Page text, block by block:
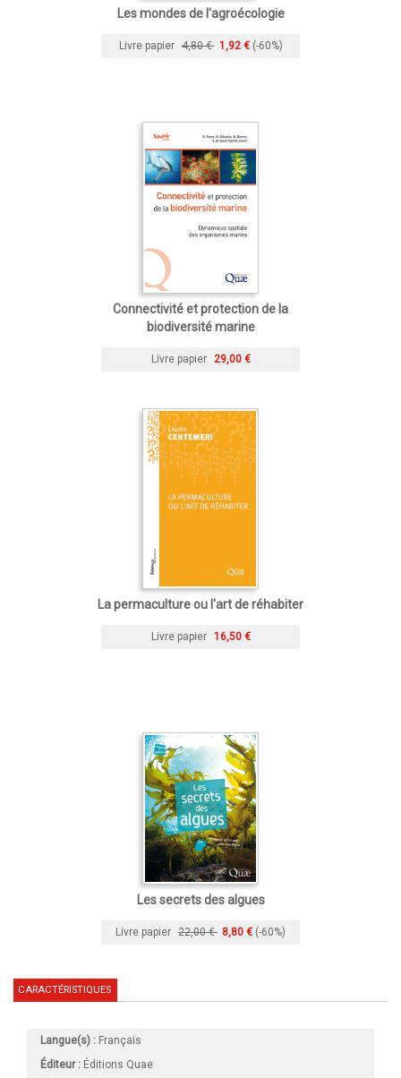
Les mondes de l'agroécologie
Livre papier 4,80 € 1,92 € (-60%)
Connectivité et protection de la
biodiversité marine
Livre papier 29,00 €
La permaculture ou l'art de réhabiter
Livre papier 16,50 €
Les secrets des algues
Livre papier 22,00 € 8,80 € (-60%)
CARACTÉRISTIQUES
Langue(s) : Français
Éditeur : Éditions Quae